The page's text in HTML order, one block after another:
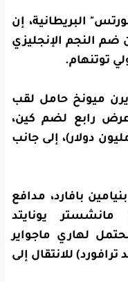
البريطانية، إن
ضم النجم الإنجليزي
توتنهام.
ميونخ حامل لقب
عرض رابع لضم كين،
نحو 110 ملايين يورو (120 مليون دولار)، إلى جانب
بافارد، مدافع
مانشستر يونايتد
لهاري ماجواير
للانتقال إلى